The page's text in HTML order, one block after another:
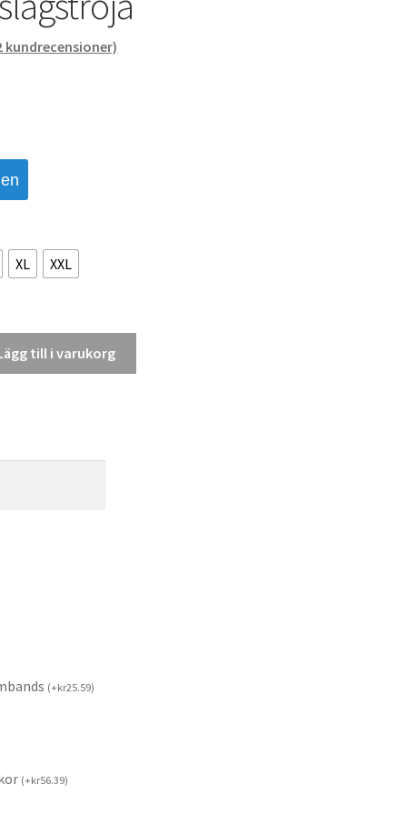
kundrecensioner)
XL XXL
till i varukorg
(+kr25.59)
(+kr56.39)